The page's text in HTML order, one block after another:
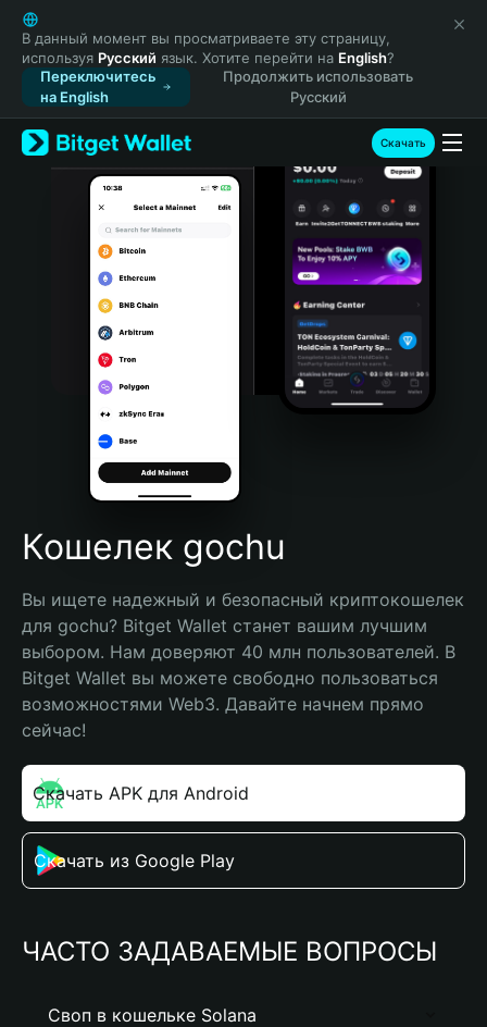
English
日本語
Tiếng Việt
Русский
Español (Latinoamérica)
Türkçe
Italiano
Português (Portugal)
Bahasa Indonesia
Português (Brasil)
Español (Argentina)
В данный момент вы просматриваете эту страницу,
используя Русский язык. Хотите перейти на English?
Переключитесь
на English
Продолжить использовать
Русский
Скачать
Кошелек gochu
Вы ищете надежный и безопасный криптокошелек
для gochu? Bitget Wallet станет вашим лучшим
выбором. Нам доверяют 40 млн пользователей. В
Bitget Wallet вы можете свободно пользоваться
возможностями Web3. Давайте начнем прямо
сейчас!
Скачать APK для Android
Скачать из Google Play
ЧАСТО ЗАДАВАЕМЫЕ ВОПРОСЫ
Своп в кошельке Solana